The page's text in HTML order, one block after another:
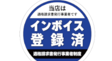
納期を知りたい場合
続きをお願い致します
決済について